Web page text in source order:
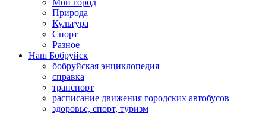
Мой город
Природа
Культура
Спорт
Разное
Наш Бобруйск
бобруйская энциклопедия
справка
транспорт
расписание движения городских автобусов
здоровье, спорт, туризм